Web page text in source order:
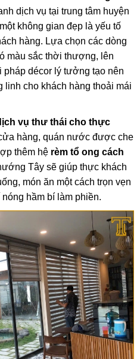
dịch vụ tại trung tâm huyện
không gian đẹp là yếu tố
hàng. Lựa chọn các dòng
màu sắc thời thượng, lên
pháp décor lý tưởng tạo nên
linh cho khách hàng thoải mái
vụ thư thái cho thực
hàng, quán nước được che
thêm hệ rèm tổ ong cách
Tây sẽ giúp thực khách
món ăn một cách trọn vẹn
hầm bí làm phiền.